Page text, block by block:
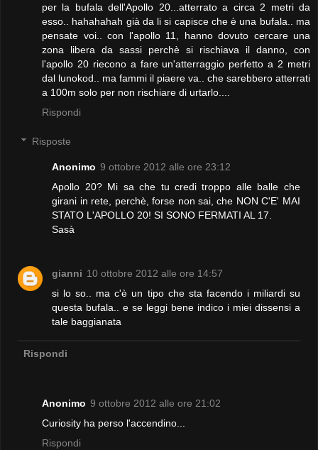
per la bufala dell'Apollo 20...atterrato a circa 2 metri da
esso.. hahahahah già da li si capisce che è una bufala.. ma
pensate voi.. con l'apollo 11, hanno dovuto cercare una
zona libera da sassi perchè si rischiava il danno, con
l'apollo 20 riecono a fare un'atterraggio perfetto a 2 metri
dal lunokod.. ma fammi il piaere va.. che sarebbero atterrati
a 100m solo per non rischiare di urtarlo....
Rispondi
Risposte
Anonimo 9 ottobre 2012 alle ore 23:12
Apollo 20? Mi sa che tu credi troppo alle balle che
girani in rete, perchè, forse non sai, che NON C'E' MAI
STATO L'APOLLO 20! SI SONO FERMATI AL 17.
Sasà
gianni 10 ottobre 2012 alle ore 14:57
si lo so.. ma c'è un tipo che sta facendo i miliardi su
questa bufala.. e se leggi bene indico i miei dissensi a
tale baggianata
Rispondi
Anonimo 9 ottobre 2012 alle ore 21:02
Curiosity ha perso l'accendino...
Rispondi